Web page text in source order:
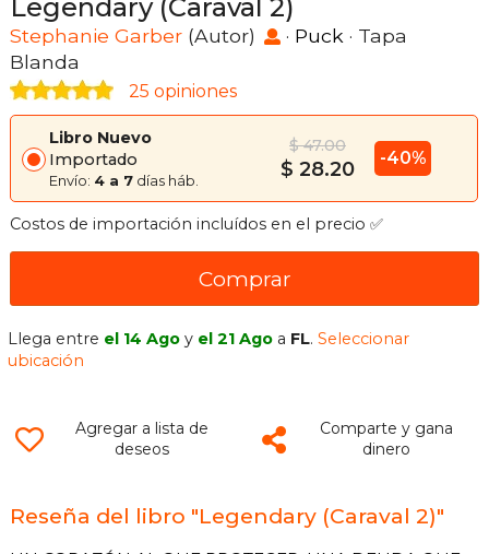
Legendary (Caraval 2)
Stephanie Garber (Autor) · Puck · Tapa
Blanda
25 opiniones
Libro Nuevo
Importado
Envío: 4 a 7 días háb.
$ 47.00
$ 28.20 -40%
Costos de importación incluídos en el precio ✅
Comprar
Llega entre el 14 Ago y el 21 Ago a FL.Seleccionar
ubicación
Agregar a lista de
deseos
Comparte y gana
dinero
Reseña del libro "Legendary (Caraval 2)"